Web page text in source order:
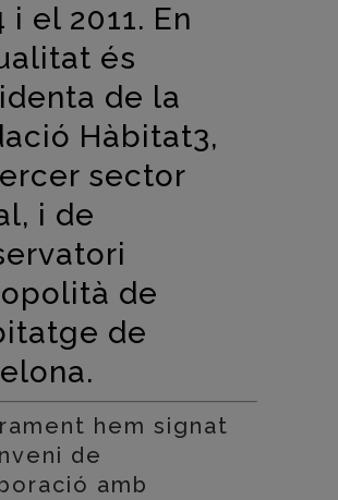
i el 2011. En
és
de la
Hàbitat3,
sector
i de
de
de
hem signat
de
amb